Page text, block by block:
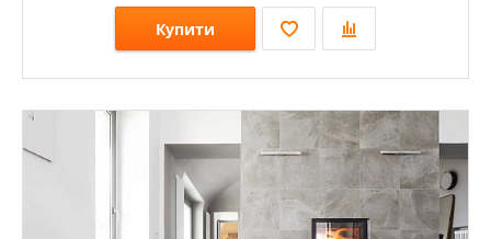
Купити
Розміри: 1198х598х8;
Стилі: Під камінь;